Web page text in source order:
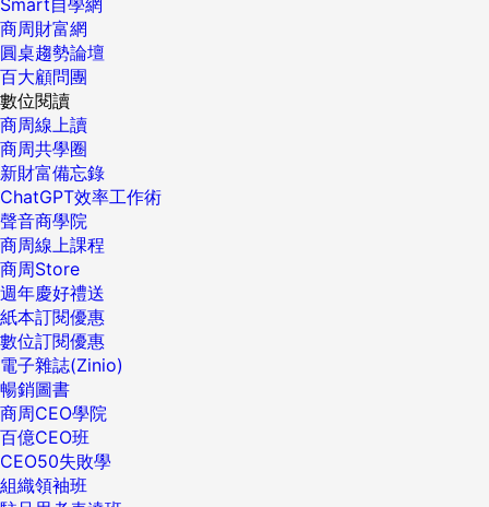
商周財富網
圓桌趨勢論壇
百大顧問團
數位閱讀
商周線上讀
商周共學圈
新財富備忘錄
ChatGPT效率工作術
聲音商學院
商周線上課程
商周Store
週年慶好禮送
紙本訂閱優惠
數位訂閱優惠
電子雜誌(Zinio)
暢銷圖書
商周CEO學院
百億CEO班
CEO50失敗學
組織領袖班